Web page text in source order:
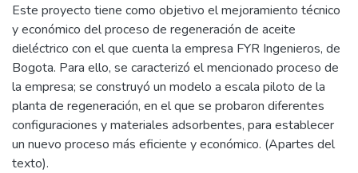
Este proyecto tiene como objetivo el mejoramiento técnico
y económico del proceso de regeneración de aceite
dieléctrico con el que cuenta la empresa FYR Ingenieros, de
Bogota. Para ello, se caracterizó el mencionado proceso de
la empresa; se construyó un modelo a escala piloto de la
planta de regeneración, en el que se probaron diferentes
configuraciones y materiales adsorbentes, para establecer
un nuevo proceso más eficiente y económico. (Apartes del
texto).